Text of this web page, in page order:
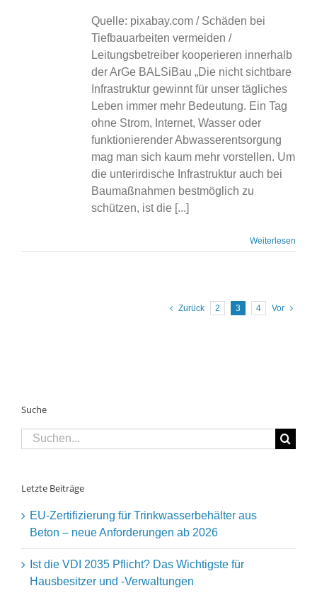
Quelle: pixabay.com / Schäden bei
Tiefbauarbeiten vermeiden /
Leitungsbetreiber kooperieren innerhalb
der ArGe BALSiBau „Die nicht sichtbare
Infrastruktur gewinnt für unser tägliches
Leben immer mehr Bedeutung. Ein Tag
ohne Strom, Internet, Wasser oder
funktionierender Abwasserentsorgung
mag man sich kaum mehr vorstellen. Um
die unterirdische Infrastruktur auch bei
Baumaßnahmen bestmöglich zu
schützen, ist die [...]
Weiterlesen
Zurück 2 3 4 Vor
Suche
Suche
nach:
Letzte Beiträge
EU-Zertifizierung für Trinkwasserbehälter aus
Beton – neue Anforderungen ab 2026
Ist die VDI 2035 Pflicht? Das Wichtigste für
Hausbesitzer und -Verwaltungen